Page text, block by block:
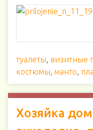
туалеты, визитные
костюмы, манто,
Хозяйка